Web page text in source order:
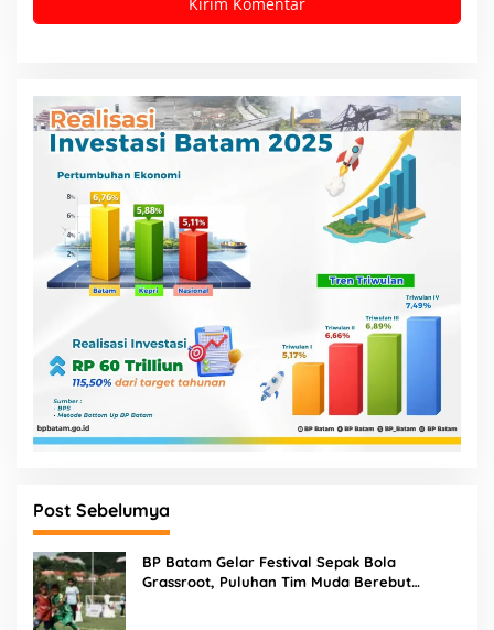
Post Sebelumya
BP Batam Gelar Festival Sepak Bola
Grassroot, Puluhan Tim Muda Berebut